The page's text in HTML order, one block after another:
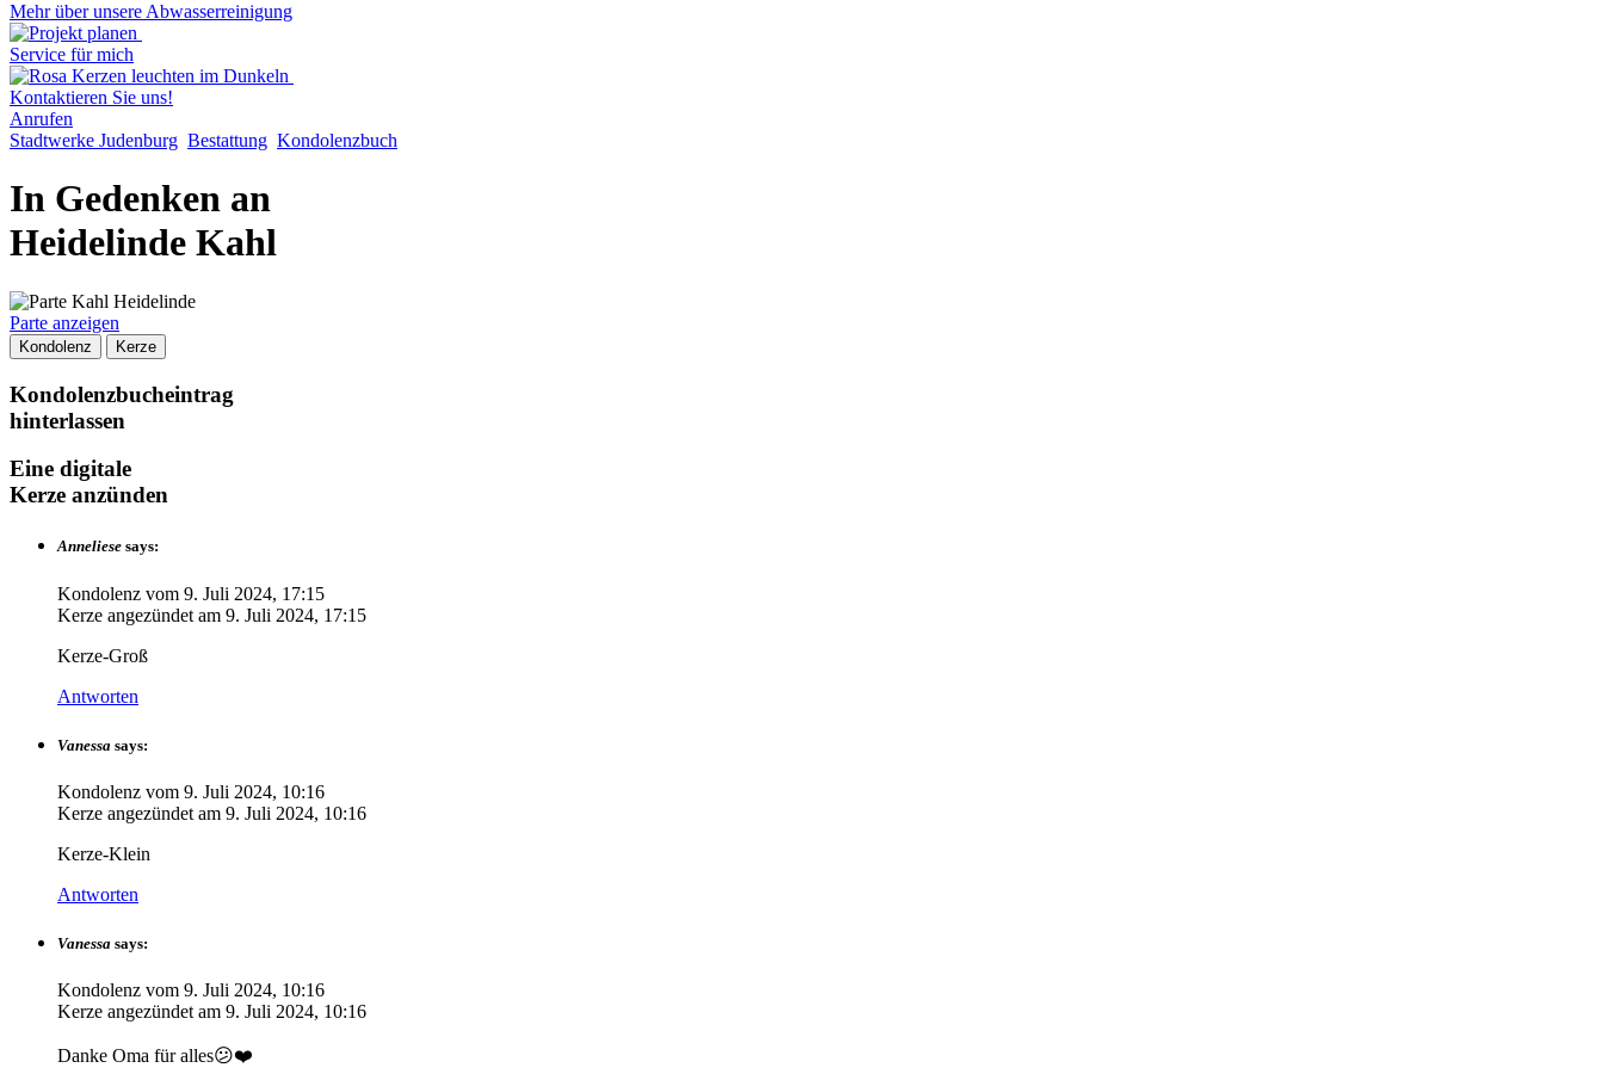
Mehr über unsere Abwasserreinigung
Service für mich
Kontaktieren Sie uns!
Anrufen
Stadtwerke Judenburg Bestattung Kondolenzbuch
In Gedenken an
Heidelinde Kahl
Parte anzeigen
Kondolenz Kerze
Kondolenzbucheintrag
hinterlassen
Eine digitale
Kerze anzünden
Anneliese says:
Kondolenz vom 9. Juli 2024, 17:15
Kerze angezündet am 9. Juli 2024, 17:15
Kerze-Groß
Antworten
Vanessa says:
Kondolenz vom 9. Juli 2024, 10:16
Kerze angezündet am 9. Juli 2024, 10:16
Kerze-Klein
Antworten
Vanessa says:
Kondolenz vom 9. Juli 2024, 10:16
Kerze angezündet am 9. Juli 2024, 10:16
Danke Oma für alles😕❤️